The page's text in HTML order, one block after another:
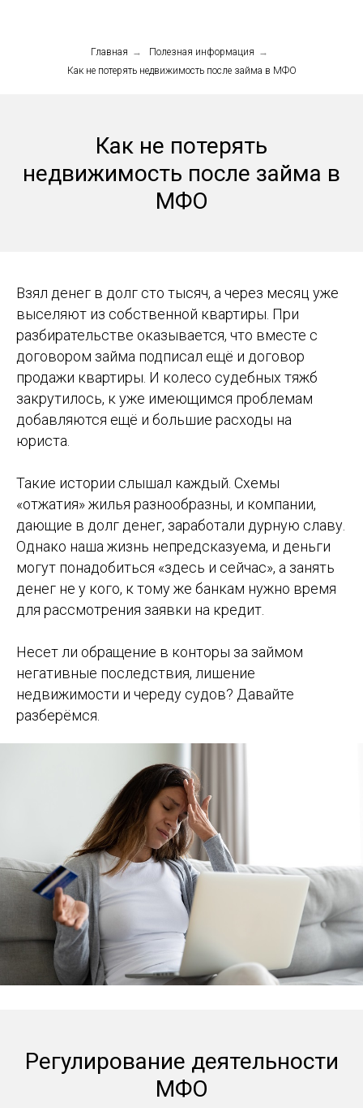
Главная → Полезная информация →
Как не потерять недвижимость после займа в МФО
Как не потерять
недвижимость после займа в
МФО
Взял денег в долг сто тысяч, а через месяц уже
выселяют из собственной квартиры. При
разбирательстве оказывается, что вместе с
договором займа подписал ещё и договор
продажи квартиры. И колесо судебных тяжб
закрутилось, к уже имеющимся проблемам
добавляются ещё и большие расходы на
юриста.
Такие истории слышал каждый. Схемы
«отжатия» жилья разнообразны, и компании,
дающие в долг денег, заработали дурную славу.
Однако наша жизнь непредсказуема, и деньги
могут понадобиться «здесь и сейчас», а занять
денег не у кого, к тому же банкам нужно время
для рассмотрения заявки на кредит.
Несет ли обращение в конторы за займом
негативные последствия, лишение
недвижимости и череду судов? Давайте
разберёмся.
Регулирование деятельности
МФО